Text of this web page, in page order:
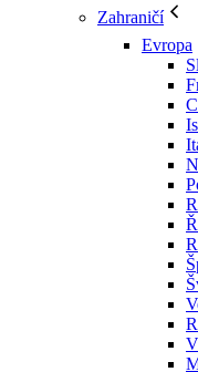
Zahraničí
Evropa